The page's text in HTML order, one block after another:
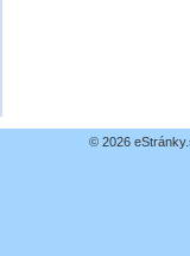
© 2026